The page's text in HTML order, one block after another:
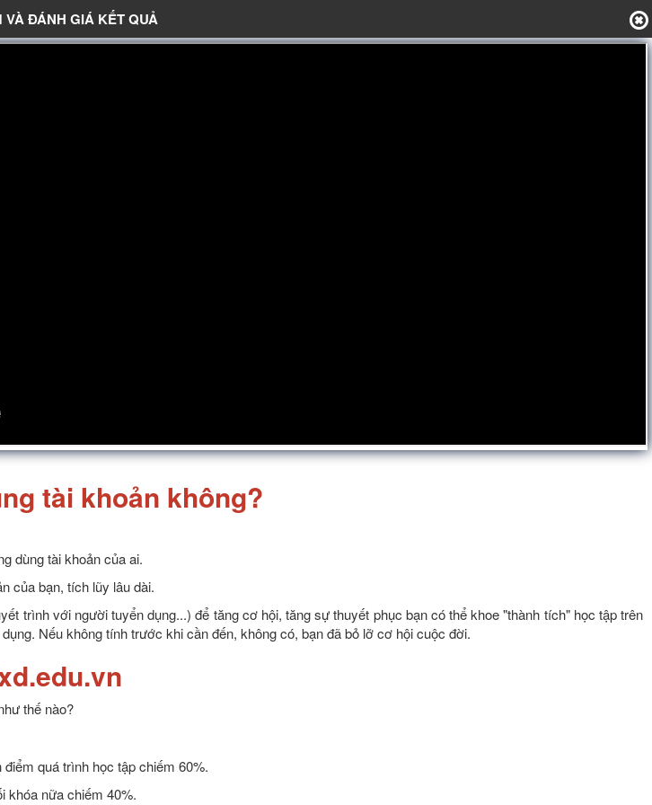
VÀ ĐÁNH GIÁ KẾT QUẢ
tài khoản không?
dùng tài khoản của ai.
của bạn, tích lũy lâu dài.
trình với người tuyển dụng...) để tăng cơ hội, tăng sự thuyết phục bạn có thể khoe "thành tích" học tập trên
Nếu không tính trước khi cần đến, không có, bạn đã bỏ lỡ cơ hội cuộc đời.
thế nào?
quá trình học tập chiếm 60%.
khóa nữa chiếm 40%.